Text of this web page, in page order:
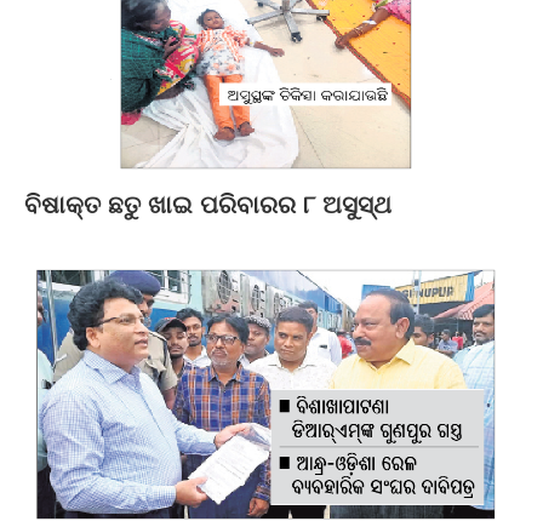
ବିଷାକ୍ତ ଛତୁ ଖାଇ ପରିବାରର ୮ ଅସୁସ୍ଥ